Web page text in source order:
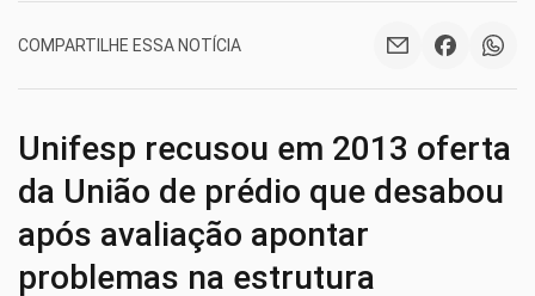
COMPARTILHE ESSA NOTÍCIA
Unifesp recusou em 2013 oferta
da União de prédio que desabou
após avaliação apontar
problemas na estrutura